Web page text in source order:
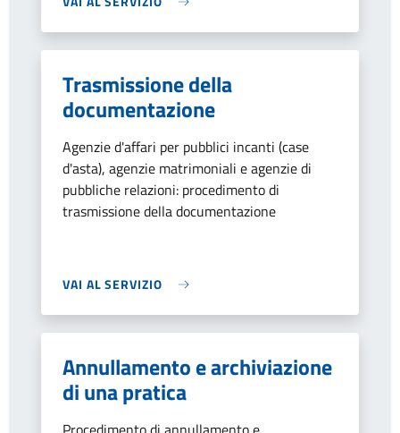
Trasmissione della
documentazione
Agenzie d'affari per pubblici incanti (case
d'asta), agenzie matrimoniali e agenzie di
pubbliche relazioni: procedimento di
trasmissione della documentazione
VAI AL SERVIZIO
Annullamento e archiviazione
di una pratica